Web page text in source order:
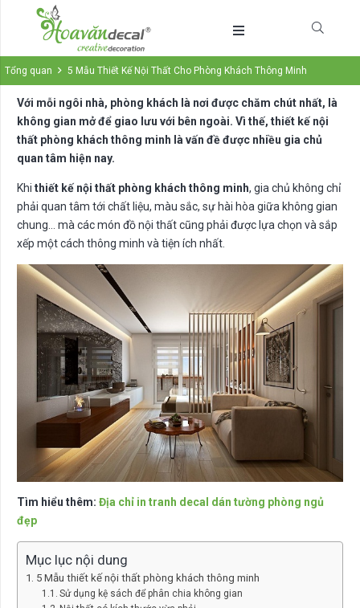
Tổng quan 5 Mẫu Thiết Kế Nội Thất Cho Phòng Khách Thông Minh
Với mỗi ngôi nhà, phòng khách là nơi được chăm chút nhất, là
không gian mở để giao lưu với bên ngoài. Vì thế, thiết kế nội
thất phòng khách thông minh là vấn đề được nhiều gia chủ
quan tâm hiện nay.
Khi thiết kế nội thất phòng khách thông minh, gia chủ không chỉ
phải quan tâm tới chất liệu, màu sắc, sự hài hòa giữa không gian
chung… mà các món đồ nội thất cũng phải được lựa chọn và sắp
xếp một cách thông minh và tiện ích nhất.
Tìm hiểu thêm: Địa chỉ in tranh decal dán tường phòng ngủ
đẹp
Mục lục nội dung
5 Mẫu thiết kế nội thất phòng khách thông minh
Sử dụng kệ sách để phân chia không gian